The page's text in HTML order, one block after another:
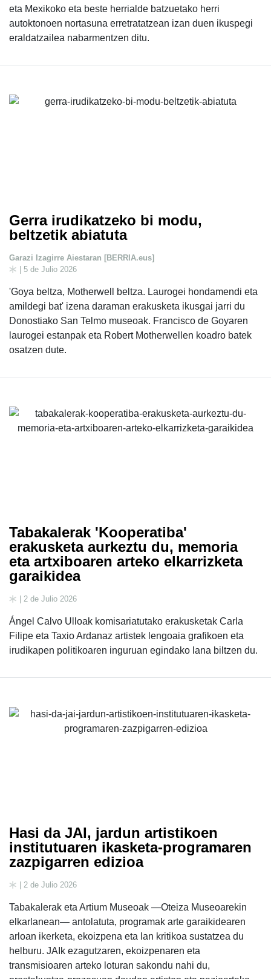
eta Mexikoko eta beste herrialde batzuetako herri
autoktonoen nortasuna erretratatzean izan duen ikuspegi
eraldatzailea nabarmentzen ditu.
Gerra irudikatzeko bi modu,
beltzetik abiatuta
Garazi Izagirre Aiestaran [BERRIA.eus]
| 5 de Julio 2026
'Goya beltza, Motherwell beltza. Laurogei hondamendi eta
amildegi bat' izena daraman erakusketa ikusgai jarri du
Donostiako San Telmo museoak. Francisco de Goyaren
laurogei estanpak eta Robert Motherwellen koadro batek
osatzen dute.
Tabakalerak 'Kooperatiba'
erakusketa aurkeztu du, memoria
eta artxiboaren arteko elkarrizketa
garaikidea
| 2 de Julio 2026
Ángel Calvo Ulloak komisariatutako erakusketak Carla
Filipe eta Taxio Ardanaz artistek lengoaia grafikoen eta
irudikapen politikoaren inguruan egindako lana biltzen du.
Hasi da JAI, jardun artistikoen
institutuaren ikasketa-programaren
zazpigarren edizioa
| 2 de Julio 2026
Tabakalerak eta Artium Museoak —Oteiza Museoarekin
elkarlanean— antolatuta, programak arte garaikidearen
arloan ikerketa, ekoizpena eta lan kritikoa sustatzea du
helburu. JAIk ezagutzaren, ekoizpenaren eta
transmisioaren arteko loturan sakondu nahi du,